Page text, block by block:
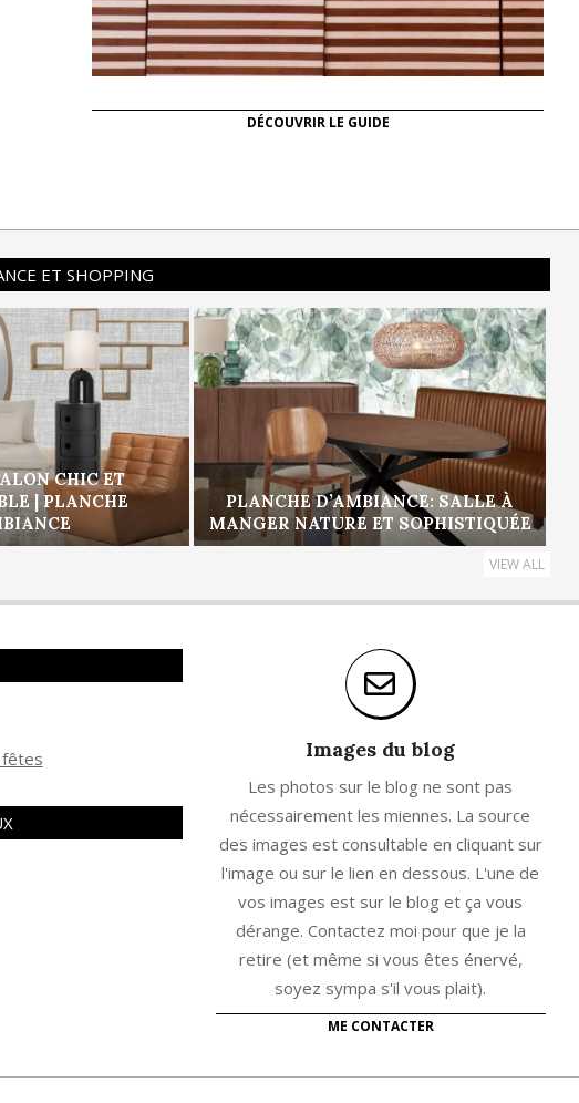
DÉCOUVRIR LE GUIDE
ET SHOPPING
CHIC ET
| PLANCHE
PLANCHE D’AMBIANCE: SALLE À
MANGER NATURE ET SOPHISTIQUÉE
VIEW ALL
Images du blog
Les photos sur le blog ne sont pas
nécessairement les miennes. La source
des images est consultable en cliquant sur
l'image ou sur le lien en dessous. L'une de
vos images est sur le blog et ça vous
dérange. Contactez moi pour que je la
retire (et même si vous êtes énervé,
soyez sympa s'il vous plait).
ME CONTACTER